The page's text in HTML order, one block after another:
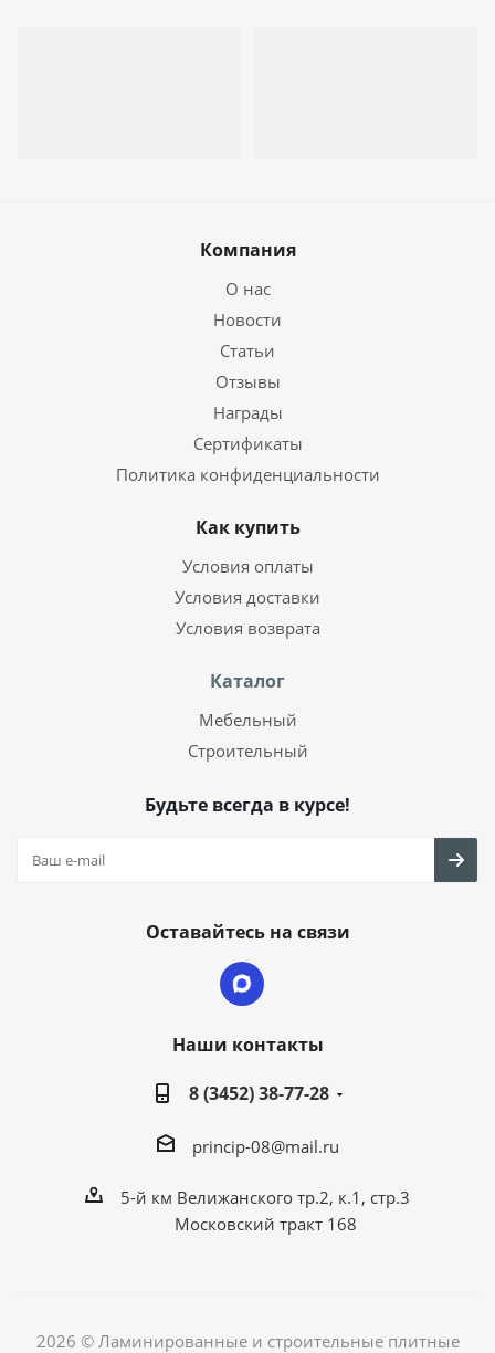
Компания
О нас
Новости
Статьи
Отзывы
Награды
Сертификаты
Политика конфиденциальности
Как купить
Условия оплаты
Условия доставки
Условия возврата
Каталог
Мебельный
Строительный
Будьте всегда в курсе!
Оставайтесь на связи
Наши контакты
8 (3452) 38-77-28
princip-08@mail.ru
5-й км Велижанского тр.2, к.1, стр.3
Московский тракт 168
2026 © Ламинированные и строительные плитные